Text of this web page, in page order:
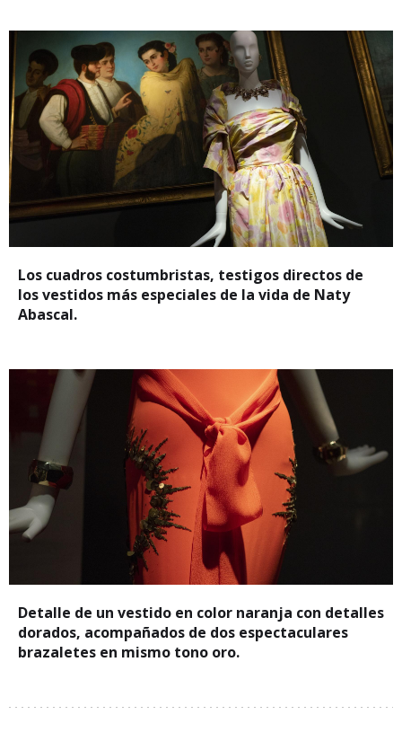
Los cuadros costumbristas, testigos directos de
los vestidos más especiales de la vida de Naty
Abascal.
Detalle de un vestido en color naranja con detalles
dorados, acompañados de dos espectaculares
brazaletes en mismo tono oro.